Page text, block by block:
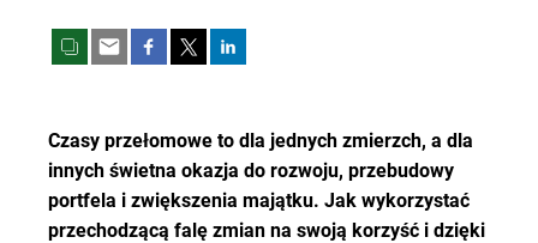
Czasy przełomowe to dla jednych zmierzch, a dla
innych świetna okazja do rozwoju, przebudowy
portfela i zwiększenia majątku. Jak wykorzystać
przechodzącą falę zmian na swoją korzyść i dzięki